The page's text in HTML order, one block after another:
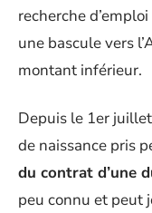
recherche
une bascule vers
montant inférieur.
Depuis le 1er
de naissance pris
du contrat d’une
peu connu et peut